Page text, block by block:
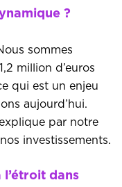
?
sommes
million d’euros
qui est un enjeu
aujourd’hui.
par notre
investissements.
l’étroit dans